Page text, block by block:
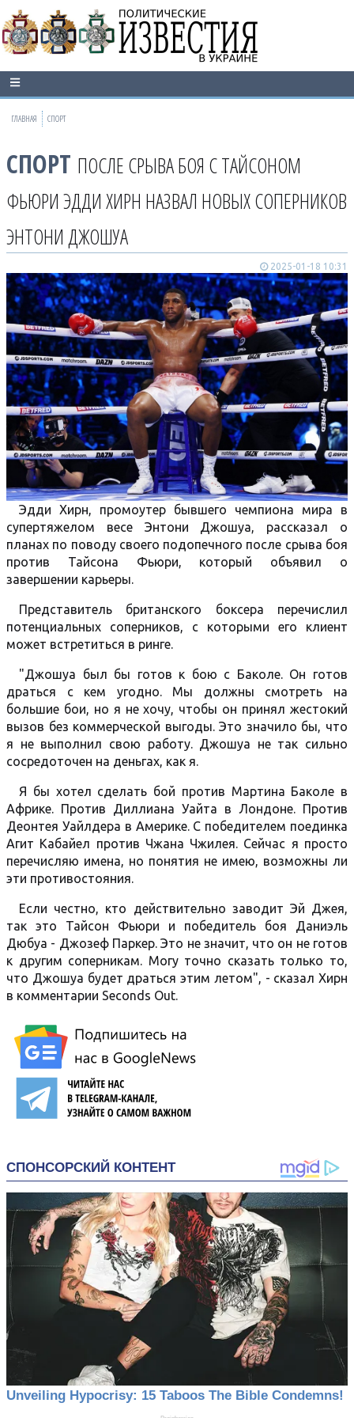
ГЛАВНАЯ СПОРТ
СПОРТ ПОСЛЕ СРЫВА БОЯ С ТАЙСОНОМ
ФЬЮРИ ЭДДИ ХИРН НАЗВАЛ НОВЫХ СОПЕРНИКОВ
ЭНТОНИ ДЖОШУА
2025-01-18 10:31
Эдди Хирн, промоутер бывшего чемпиона мира в
супертяжелом весе Энтони Джошуа, рассказал о
планах по поводу своего подопечного после срыва боя
против Тайсона Фьюри, который объявил о
завершении карьеры.
Представитель британского боксера перечислил
потенциальных соперников, с которыми его клиент
может встретиться в ринге.
"Джошуа был бы готов к бою с Баколе. Он готов
драться с кем угодно. Мы должны смотреть на
большие бои, но я не хочу, чтобы он принял жестокий
вызов без коммерческой выгоды. Это значило бы, что
я не выполнил свою работу. Джошуа не так сильно
сосредоточен на деньгах, как я.
Я бы хотел сделать бой против Мартина Баколе в
Африке. Против Диллиана Уайта в Лондоне. Против
Деонтея Уайлдера в Америке. С победителем поединка
Агит Кабайел против Чжана Чжилея. Сейчас я просто
перечисляю имена, но понятия не имею, возможны ли
эти противостояния.
Если честно, кто действительно заводит Эй Джея,
так это Тайсон Фьюри и победитель боя Даниэль
Дюбуа - Джозеф Паркер. Это не значит, что он не готов
к другим соперникам. Могу точно сказать только то,
что Джошуа будет драться этим летом", - сказал Хирн
в комментарии Seconds Out.